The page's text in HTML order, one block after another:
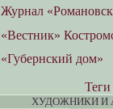
Журнал
«Вестник»
«Губернский дом»
Теги
ХУДОЖНИКИ И